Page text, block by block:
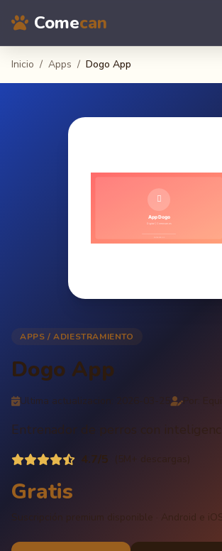
Comecan
Inicio / Apps / Dogo App
APPS / ADIESTRAMIENTO
Dogo App
Ultima actualizacion: 2026-03-25
Entrenador de perros con
4.7/5
Gratis
Suscripción premium disponible · Android e